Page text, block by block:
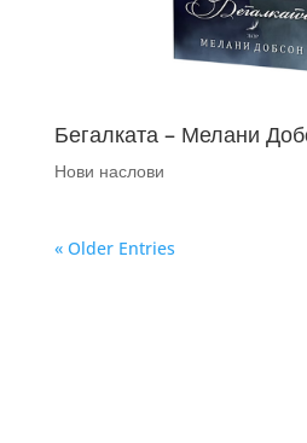
Бегалката – Мелани
Нови наслови
« Older Entries